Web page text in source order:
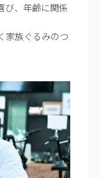
び、年齢に関係
家族ぐるみのつ